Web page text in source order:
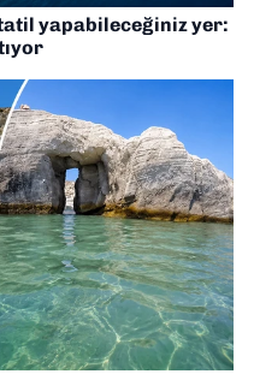
yapabileceğiniz yer: